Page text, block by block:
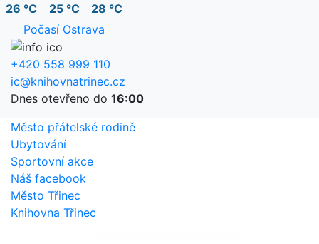
26 °C 25 °C
28 °C
Počasí Ostrava
+420 558 999 110
ic@knihovnatrinec.cz
Dnes otevřeno do 16:00
Město přátelské rodině
Ubytování
Sportovní akce
Náš facebook
Město Třinec
Knihovna Třinec